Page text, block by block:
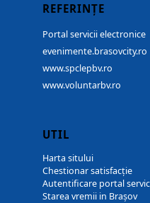
REFERINȚE
Portal servicii electronice
evenimente.brasovcity.ro
www.spclepbv.ro
www.voluntarbv.ro
UTIL
Harta sitului
Chestionar satisfacție
Autentificare portal
Starea vremii in Brașov